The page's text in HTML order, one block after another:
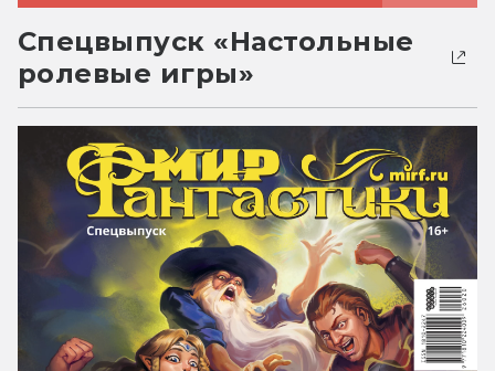
Спецвыпуск «Настольные
ролевые игры»